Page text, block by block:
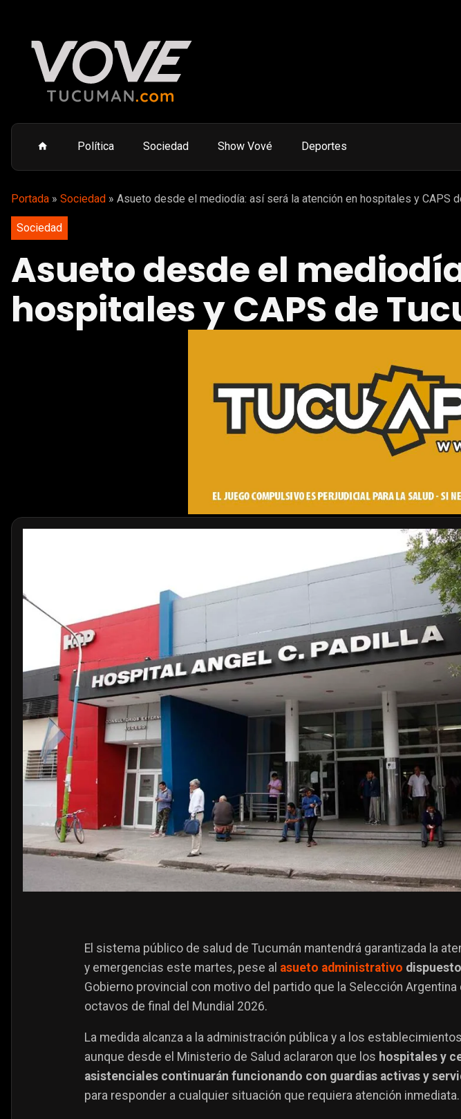
Política Sociedad Show Vové Deportes
Portada » Sociedad » Asueto desde el mediodía: así será la atención en hospitales y CAPS
Sociedad
Asueto desde el
hospitales y CAPS de
El sistema público de salud de Tucumán mantendrá garantizada la
y emergencias este martes, pese al asueto administrativo
Gobierno provincial con motivo del partido que la Selección
octavos de final del Mundial 2026.
La medida alcanza a la administración pública y a los
aunque desde el Ministerio de Salud aclararon que los hospitales y
asistenciales continuarán funcionando con guardias activas y
para responder a cualquier situación que requiera atención inmediata.